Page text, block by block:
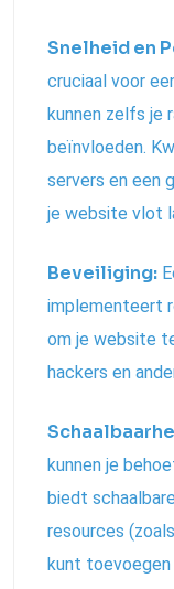
Snelheid en
cruciaal voor
kunnen zelfs je
beïnvloeden.
servers en een
je website vlot
Beveiliging:
implementeert
om je website
hackers en
kunnen je
biedt
resources
kunt toevoegen